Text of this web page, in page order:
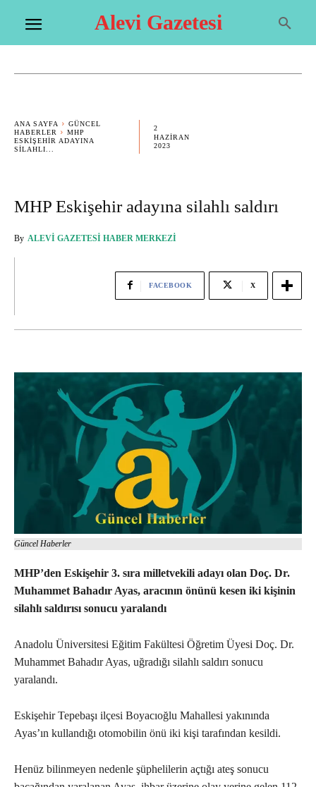
Alevi Gazetesi
ANA SAYFA
GÜNCEL
HABERLER
MHP
ESKIŞEHIR ADAYINA
SILAHLI...
2
HAZIRAN
2023
MHP Eskişehir adayına silahlı saldırı
By ALEVI GAZETESI HABER MERKEZI
FACEBOOK X
Güncel Haberler
MHP’den Eskişehir 3. sıra milletvekili adayı olan Doç. Dr.
Muhammet Bahadır Ayas, aracının önünü kesen iki kişinin
silahlı saldırısı sonucu yaralandı
Anadolu Üniversitesi Eğitim Fakültesi Öğretim Üyesi Doç. Dr.
Muhammet Bahadır Ayas, uğradığı silahlı saldırı sonucu
yaralandı.
Eskişehir Tepebaşı ilçesi Boyacıoğlu Mahallesi yakınında
Ayas’ın kullandığı otomobilin önü iki kişi tarafından kesildi.
Henüz bilinmeyen nedenle şüphelilerin açtığı ateş sonucu